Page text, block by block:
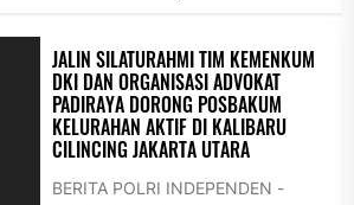
JALIN SILATURAHMI TIM KEMENKUM
DKI DAN ORGANISASI ADVOKAT
PADIRAYA DORONG POSBAKUM
KELURAHAN AKTIF DI KALIBARU
CILINCING JAKARTA UTARA
BERITA POLRI INDEPENDEN -